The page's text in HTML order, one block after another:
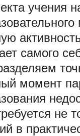
учения
самого
момент
не
в